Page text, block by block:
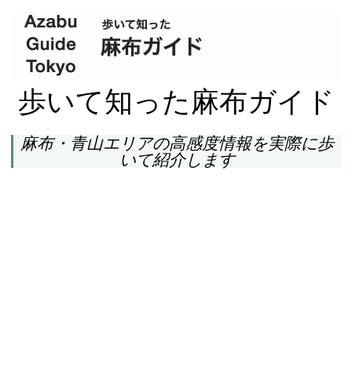
歩いて知った麻布ガイド
麻布・青山エリアの高感度情報を実際に歩
いて紹介します